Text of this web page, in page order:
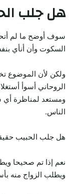
هل جلب
سوف أوضح ما لم
السكوت وأن أنأي
ولكن لأن الموضوع
الروحاني أسوأ
ومستعد لمناظرة
الناس.
هل جلب الحبيب
نعم إذا تم صحيحا
ويطلب الزواج منه